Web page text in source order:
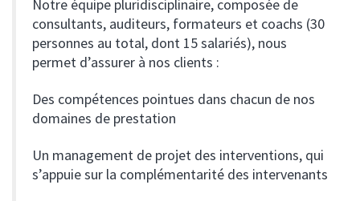
Notre équipe pluridisciplinaire, composée de
consultants, auditeurs, formateurs et coachs (30
personnes au total, dont 15 salariés), nous
permet d’assurer à nos clients :
Des compétences pointues dans chacun de nos
domaines de prestation
Un management de projet des interventions, qui
s’appuie sur la complémentarité des intervenants